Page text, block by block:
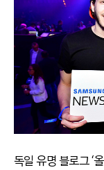
독일 유명 블로그